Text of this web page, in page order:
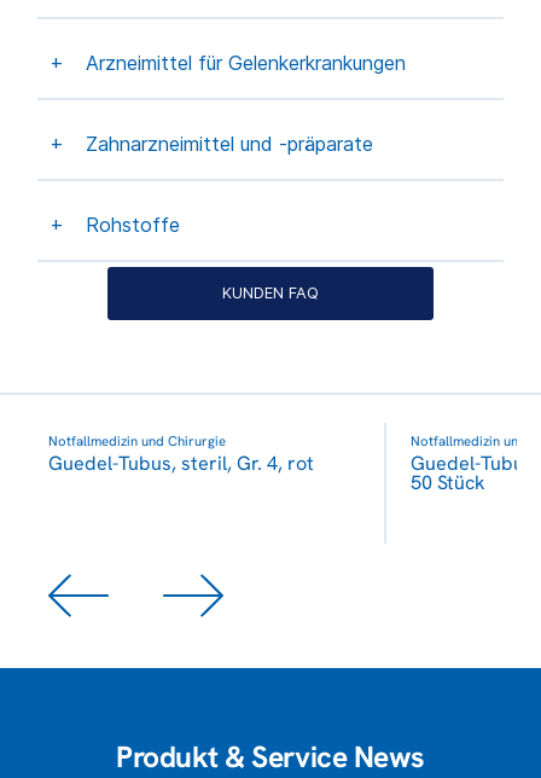
Arzneimittel für Gelenkerkrankungen
Zahnarzneimittel und -präparate
Rohstoffe
KUNDEN FAQ
Notfallmedizin und Chirurgie
Guedel-Tubus, steril, Gr. 4, rot
Notfallmedizin und
Guedel-
50 Stück
Produkt & Service News